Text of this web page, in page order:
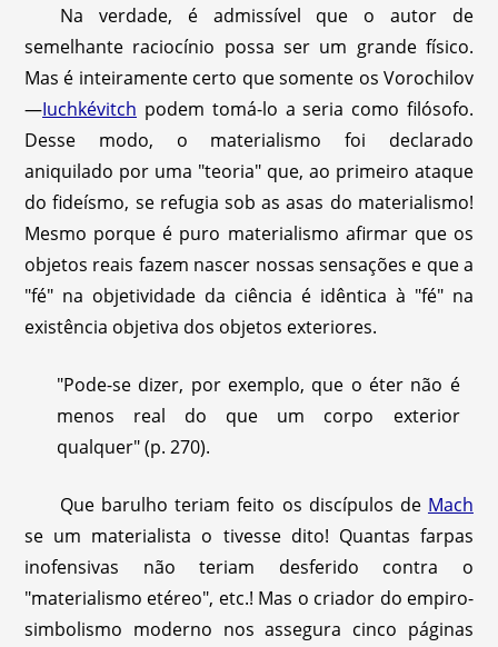
Na verdade, é admissível que o autor de
semelhante raciocínio possa ser um grande físico.
Mas é inteiramente certo que somente os Vorochilov
—Iuchkévitch podem tomá-lo a seria como filósofo.
Desse modo, o materialismo foi declarado
aniquilado por uma "teoria" que, ao primeiro ataque
do fideísmo, se refugia sob as asas do materialismo!
Mesmo porque é puro materialismo afirmar que os
objetos reais fazem nascer nossas sensações e que a
"fé" na objetividade da ciência é idêntica à "fé" na
existência objetiva dos objetos exteriores.
"Pode-se dizer, por exemplo, que o éter não é
menos real do que um corpo exterior
qualquer" (p. 270).
Que barulho teriam feito os discípulos de Mach
se um materialista o tivesse dito! Quantas farpas
inofensivas não teriam desferido contra o
"materialismo etéreo", etc.! Mas o criador do empiro-
simbolismo moderno nos assegura cinco páginas